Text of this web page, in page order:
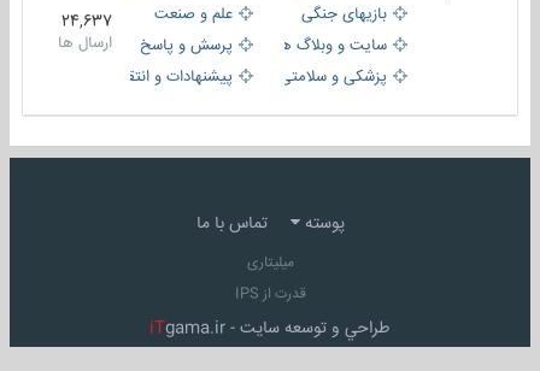
بازیهای جنگی
علم و صنعت
سایت و وبلاگ ها
پرسش و پاسخ
پزشکی و سلامتی
پیشنهادات و انتقادات
24,637
ارسال ها
پوسته تماس با ما
میلیتاری
قدرت از IPS
طراحي و توسعه سايت - iTgama.ir